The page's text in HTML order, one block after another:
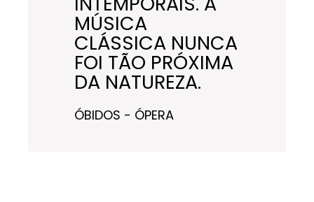
MÚSICA
CLÁSSICA NUNCA
FOI TÃO PRÓXIMA
DA NATUREZA.
ÓBIDOS - ÓPERA